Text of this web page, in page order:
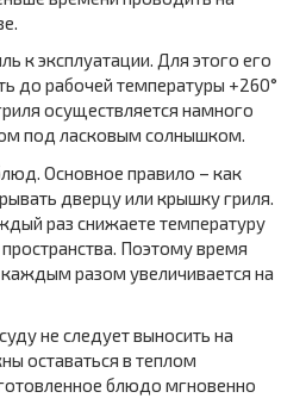
к эксплуатации. Для этого его
до рабочей температуры +260°
осуществляется намного
под ласковым солнышком.
Основное правило – как
дверцу или крышку гриля.
раз снижаете температуру
Поэтому время
каждым разом увеличивается на
не следует выносить на
оставаться в теплом
блюдо мгновенно